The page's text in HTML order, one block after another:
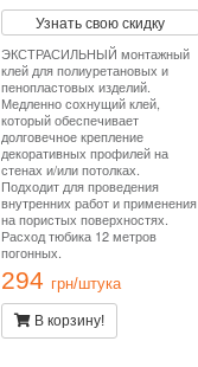
Узнать свою скидку
ЭКСТРАСИЛЬНЫЙ монтажный
клей для полиуретановых и
пенопластовых изделий.
Медленно сохнущий клей,
который обеспечивает
долговечное крепление
декоративных профилей на
стенах и/или потолках.
Подходит для проведения
внутренних работ и применения
на пористых поверхностях.
Расход тюбика 12 метров
погонных.
294 грн/штука
В корзину!